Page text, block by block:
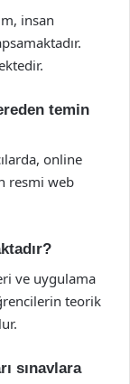
insan
temin
online
resmi web
ve uygulama
teorik
sınavlara